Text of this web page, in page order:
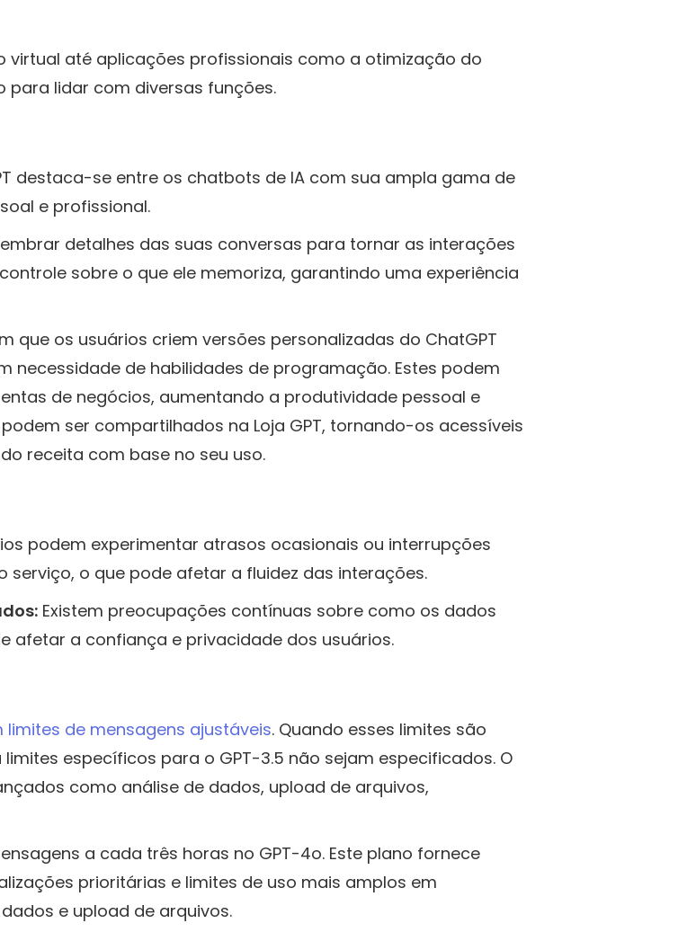
virtual até aplicações profissionais como a otimização do
para lidar com diversas funções.
destaca-se entre os chatbots de IA com sua ampla gama de
e profissional.
detalhes das suas conversas para tornar as interações
sobre o que ele memoriza, garantindo uma experiência
que os usuários criem versões personalizadas do ChatGPT
necessidade de habilidades de programação. Estes podem
de negócios, aumentando a produtividade pessoal e
ser compartilhados na Loja GPT, tornando-os acessíveis
receita com base no seu uso.
podem experimentar atrasos ocasionais ou interrupções
serviço, o que pode afetar a fluidez das interações.
Existem preocupações contínuas sobre como os dados
afetar a confiança e privacidade dos usuários.
de mensagens ajustáveis. Quando esses limites são
específicos para o GPT-3.5 não sejam especificados. O
como análise de dados, upload de arquivos,
a cada três horas no GPT-4o. Este plano fornece
prioritárias e limites de uso mais amplos em
e upload de arquivos.